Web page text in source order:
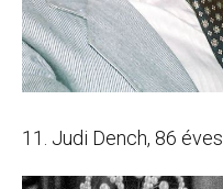
11. Judi Dench, 86 éves